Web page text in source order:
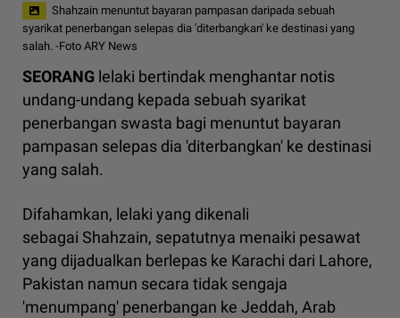
Shahzain menuntut bayaran pampasan daripada sebuah
syarikat penerbangan selepas dia 'diterbangkan' ke destinasi yang
salah. -Foto ARY News
SEORANG lelaki bertindak menghantar notis
undang-undang kepada sebuah syarikat
penerbangan swasta bagi menuntut bayaran
pampasan selepas dia 'diterbangkan' ke destinasi
yang salah.
Difahamkan, lelaki yang dikenali
sebagai Shahzain, sepatutnya menaiki pesawat
yang dijadualkan berlepas ke Karachi dari Lahore,
Pakistan namun secara tidak sengaja
'menumpang' penerbangan ke Jeddah, Arab